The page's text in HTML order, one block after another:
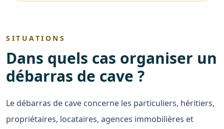
SITUATIONS
Dans quels cas organiser un
débarras de cave ?
Le débarras de cave concerne les particuliers, héritiers,
propriétaires, locataires, agences immobilières et